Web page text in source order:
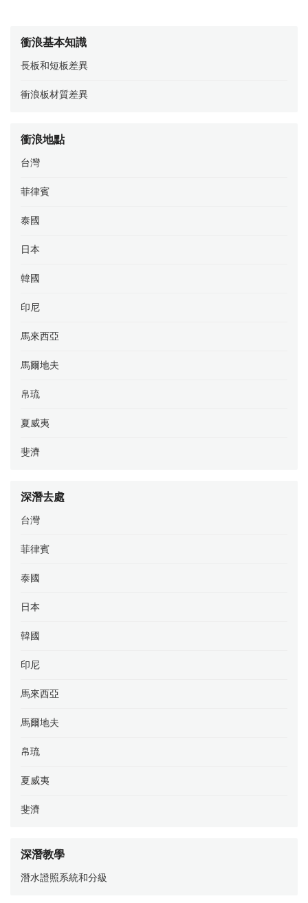
衝浪基本知識
長板和短板差異
衝浪板材質差異
衝浪地點
台灣
菲律賓
泰國
日本
韓國
印尼
馬來西亞
馬爾地夫
帛琉
夏威夷
斐濟
深潛去處
台灣
菲律賓
泰國
日本
韓國
印尼
馬來西亞
馬爾地夫
帛琉
夏威夷
斐濟
深潛教學
潛水證照系統和分級